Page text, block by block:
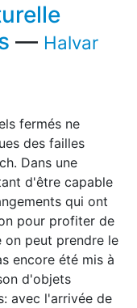
— Halvar
fermés ne
des failles
Dans une
d'être capable
qui ont
pour profiter de
on peut prendre le
encore été mis à
d'objets
avec l'arrivée de